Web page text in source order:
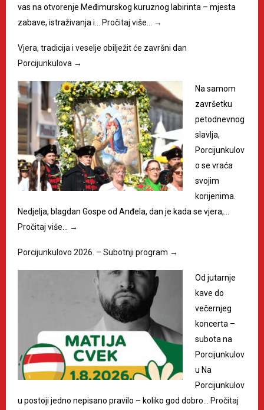
vas na otvorenje Međimurskog kuruznog labirinta – mjesta
zabave, istraživanja i…
Pročitaj više… →
Vjera, tradicija i veselje obilježit će završni dan
Porcijunkulova →
Na samom
završetku
petodnevnog
slavlja,
Porcijunkulov
o se vraća
svojim
korijenima.
Nedjelja, blagdan Gospe od Anđela, dan je kada se vjera,…
Pročitaj više…
→
Porcijunkulovo 2026. – Subotnji program →
Od jutarnje
kave do
večernjeg
koncerta –
subota na
Porcijunkulov
u Na
Porcijunkulov
u postoji jedno nepisano pravilo – koliko god dobro…
Pročitaj